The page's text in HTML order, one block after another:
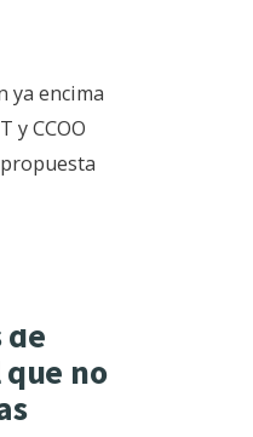
ya encima
y CCOO
de
no